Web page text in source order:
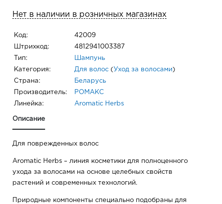
Нет в наличии в розничных магазинах
Код: 42009
Штрихкод: 4812941003387
Тип: Шампунь
Категория: Для волос ( Уход за волосами )
Страна: Беларусь
Производитель: РОМАКС
Линейка: Aromatic Herbs
Описание
Для поврежденных волос
Aromatic Herbs – линия косметики для полноценного
ухода за волосами на основе целебных свойств
растений и современных технологий.
Природные компоненты специально подобраны для